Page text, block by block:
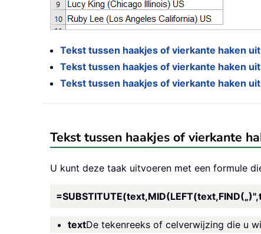
Tekst tussen haakjes of vierkante haken
Tekst tussen haakjes of vierkante haken
Tekst tussen haakjes of vierkante haken
Tekst tussen haakjes of vierkante
U kunt deze taak uitvoeren met een formule
textDe tekenreeks of celverwijzing die u